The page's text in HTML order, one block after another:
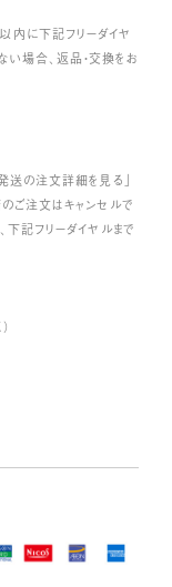
内に下記フリーダイヤ
い場合、返品・交換をお
送の注文詳細を見る」
ご注文はキャンセルで
記フリーダイヤルまで